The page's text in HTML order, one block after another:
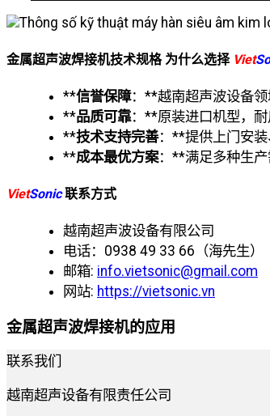
金属超声波焊接机技术规格 为什么选择 Viet
**信誉保障：**越南超声波设备领
**品质可靠：**原装进口机型，耐
**技术支持完善：**提供上门安装
**成本最优方案：**满足多种生产
VietSonic联系方式
越南超声波设备有限公司
电话：0938 49 33 66（海先生）
邮箱: info.vietsonic@gmail.com
网站: https://vietsonic.vn
金属超声波焊接机的应用
联系我们
越南超声设备有限责任公司